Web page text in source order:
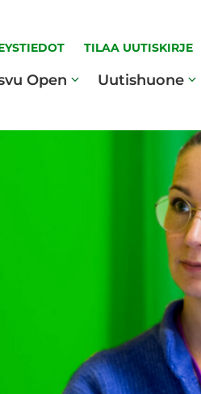
TILAA UUTISKIRJE
Open Uutishuone